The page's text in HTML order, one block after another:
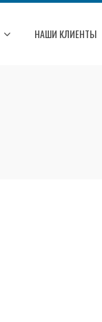
НАШИ КЛИЕНТЫ